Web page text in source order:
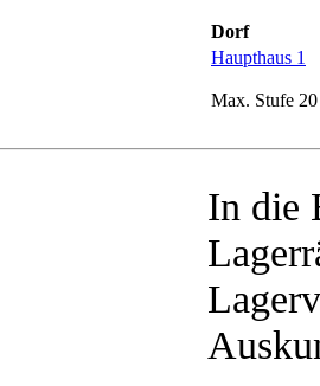
Dorf
Haupthaus 1
Max. Stufe 20
In die